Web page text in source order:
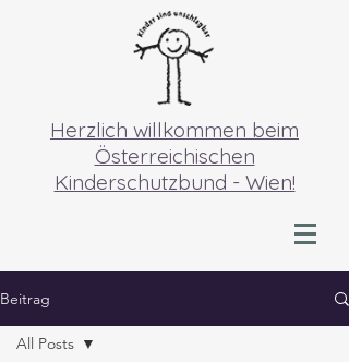
Herzlich willkommen beim
Österreichischen
Kinderschutzbund - Wien!
Beitrag
All Posts